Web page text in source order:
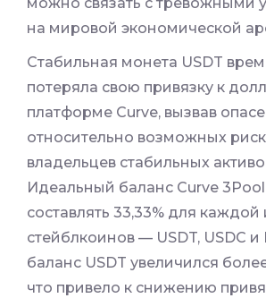
на мировой экономической
Стабильная монета USDT
потеряла свою привязку к
платформе Curve, вызвав
относительно возможных
владельцев стабильных
Идеальный баланс Curve
составлять 33,33% для каждой
стейблкоинов — USDT, USDC
баланс USDT увеличился
что привело к снижению